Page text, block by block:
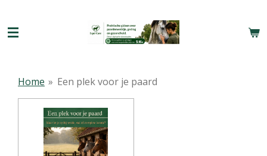
direct
naar
Home » Een plek voor je paard